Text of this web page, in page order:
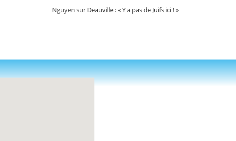
Nguyen sur Deauville : « Y a pas de Juifs ici ! »